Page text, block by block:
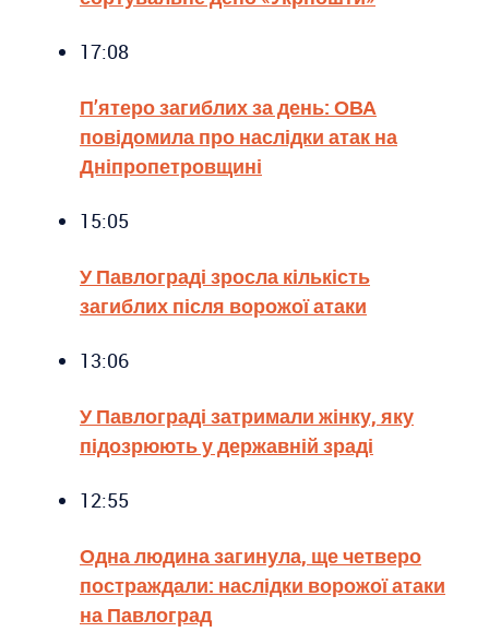
17:08
П’ятеро загиблих за день: ОВА
повідомила про наслідки атак на
Дніпропетровщині
15:05
У Павлограді зросла кількість
загиблих після ворожої атаки
13:06
У Павлограді затримали жінку, яку
підозрюють у державній зраді
12:55
Одна людина загинула, ще четверо
постраждали: наслідки ворожої атаки
на Павлоград